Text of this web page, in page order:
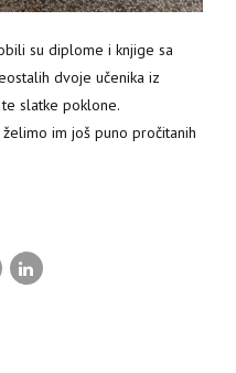
su diplome i knjige sa
dvoje učenika iz
slatke poklone.
im još puno pročitanih